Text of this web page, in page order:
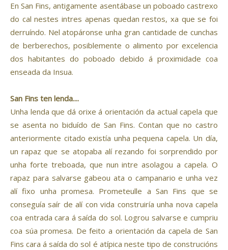
En San Fins, antigamente asentábase un poboado castrexo
do cal nestes intres apenas quedan restos, xa que se foi
derruíndo. Nel atopáronse unha gran cantidade de cunchas
de berberechos, posiblemente o alimento por excelencia
dos habitantes do poboado debido á proximidade coa
enseada da Insua.
San Fins ten lenda....
Unha lenda que dá orixe á orientación da actual capela que
se asenta no biduído de San Fins. Contan que no castro
anteriormente citado existía unha pequena capela. Un día,
un rapaz que se atopaba alí rezando foi sorprendido por
unha forte treboada, que nun intre asolagou a capela. O
rapaz para salvarse gabeou ata o campanario e unha vez
alí fixo unha promesa. Prometeulle a San Fins que se
conseguía saír de alí con vida construiría unha nova capela
coa entrada cara á saída do sol. Logrou salvarse e cumpriu
coa súa promesa. De feito a orientación da capela de San
Fins cara á saída do sol é atípica neste tipo de construcións